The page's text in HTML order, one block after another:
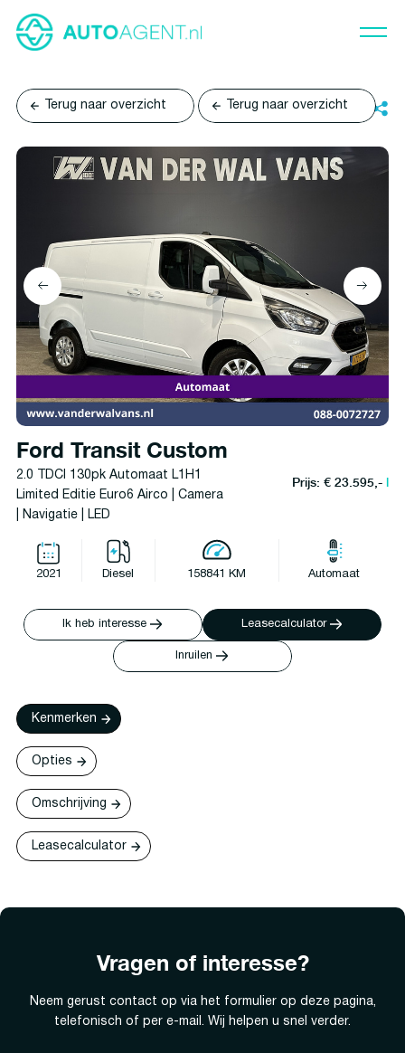
Terug naar overzicht Terug naar overzicht
Ford Transit Custom
2.0 TDCI 130pk Automaat L1H1
Limited Editie Euro6 Airco | Camera
| Navigatie | LED
Prijs: € 23.595,-l
2021 Diesel 158841 KM Automaat
Ik heb interesse Leasecalculator
Inruilen
Kenmerken
Opties
Omschrijving
Leasecalculator
Vragen of interesse?
Neem gerust contact op via het formulier op deze pagina,
telefonisch of per e-mail. Wij helpen u snel verder.